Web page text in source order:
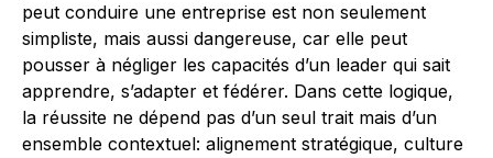
peut conduire une entreprise est non seulement
simpliste, mais aussi dangereuse, car elle peut
pousser à négliger les capacités d’un leader qui sait
apprendre, s’adapter et fédérer. Dans cette logique,
la réussite ne dépend pas d’un seul trait mais d’un
ensemble contextuel: alignement stratégique, culture